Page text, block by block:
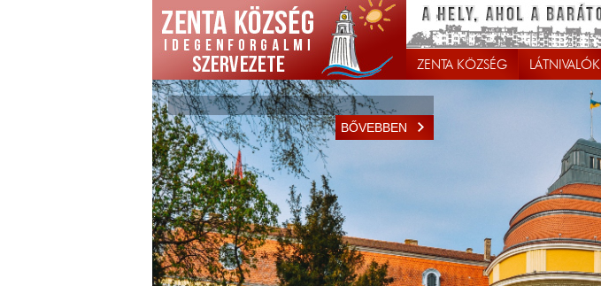
ZENTA KÖZSÉG LÁTNIVALÓK
BŐVEBBEN